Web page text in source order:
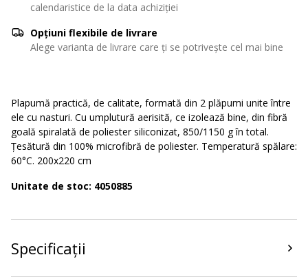
calendaristice de la data achiziției
Opțiuni flexibile de livrare
Alege varianta de livrare care ți se potrivește cel mai bine
Plapumă practică, de calitate, formată din 2 plăpumi unite între
ele cu nasturi. Cu umplutură aerisită, ce izolează bine, din fibră
goală spiralată de poliester siliconizat, 850/1150 g în total.
Țesătură din 100% microfibră de poliester. Temperatură spălare:
60°C. 200x220 cm
Unitate de stoc: 4050885
Specificații